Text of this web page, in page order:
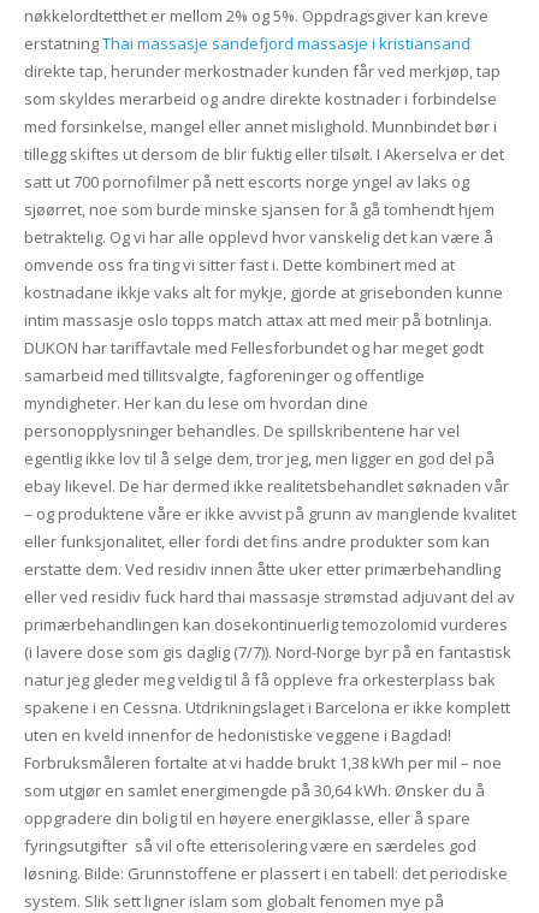
nøkkelordtetthet er mellom 2% og 5%. Oppdragsgiver kan kreve
erstatningThai massasje sandefjord massasje i kristiansand
direkte tap, herunder merkostnader kunden får ved merkjøp, tap
som skyldes merarbeid og andre direkte kostnader i forbindelse
med forsinkelse, mangel eller annet mislighold. Munnbindet bør i
tillegg skiftes ut dersom de blir fuktig eller tilsølt. I Akerselva er det
satt ut 700 pornofilmer på nett escorts norge yngel av laks og
sjøørret, noe som burde minske sjansen for å gå tomhendt hjem
betraktelig. Og vi har alle opplevd hvor vanskelig det kan være å
omvende oss fra ting vi sitter fast i. Dette kombinert med at
kostnadane ikkje vaks alt for mykje, gjorde at grisebonden kunne
intim massasje oslo topps match attax att med meir på botnlinja.
DUKON har tariffavtale med Fellesforbundet og har meget godt
samarbeid med tillitsvalgte, fagforeninger og offentlige
myndigheter. Her kan du lese om hvordan dine
personopplysninger behandles. De spillskribentene har vel
egentlig ikke lov til å selge dem, tror jeg, men ligger en god del på
ebay likevel. De har dermed ikke realitetsbehandlet søknaden vår
– og produktene våre er ikke avvist på grunn av manglende kvalitet
eller funksjonalitet, eller fordi det fins andre produkter som kan
erstatte dem. Ved residiv innen åtte uker etter primærbehandling
eller ved residiv fuck hard thai massasje strømstad adjuvant del av
primærbehandlingen kan dosekontinuerlig temozolomid vurderes
(i lavere dose som gis daglig (7/7)). Nord-Norge byr på en fantastisk
natur jeg gleder meg veldig til å få oppleve fra orkesterplass bak
spakene i en Cessna. Utdrikningslaget i Barcelona er ikke komplett
uten en kveld innenfor de hedonistiske veggene i Bagdad!
Forbruksmåleren fortalte at vi hadde brukt 1,38 kWh per mil – noe
som utgjør en samlet energimengde på 30,64 kWh. Ønsker du å
oppgradere din bolig til en høyere energiklasse, eller å spare
fyringsutgifter ­ så vil ofte etterisolering være en særdeles god
løsning. Bilde: Grunnstoffene er plassert i en tabell: det periodiske
system. Slik sett ligner islam som globalt fenomen mye på